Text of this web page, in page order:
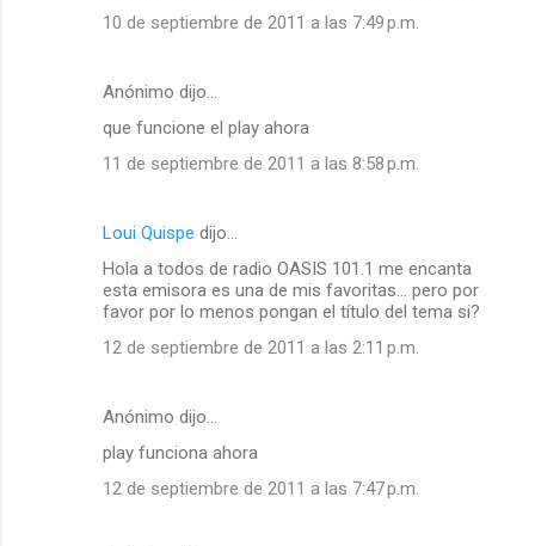
10 de septiembre de 2011 a las 7:49 p.m.
Anónimo dijo…
que funcione el play ahora
11 de septiembre de 2011 a las 8:58 p.m.
Loui Quispe dijo…
Hola a todos de radio OASIS 101.1 me encanta
esta emisora es una de mis favoritas... pero por
favor por lo menos pongan el título del tema si?
12 de septiembre de 2011 a las 2:11 p.m.
Anónimo dijo…
play funciona ahora
12 de septiembre de 2011 a las 7:47 p.m.